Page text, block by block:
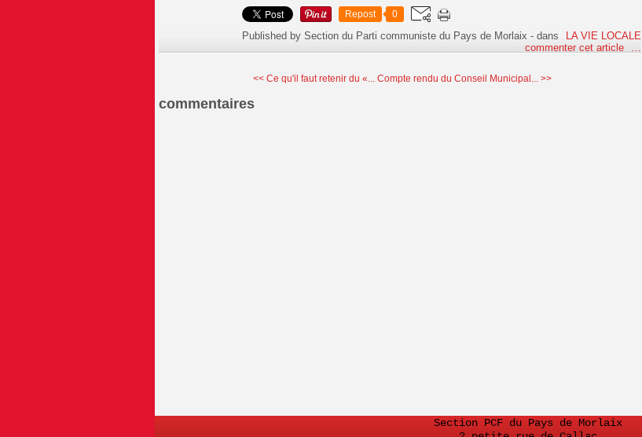
Repost 0
Published by Section du Parti communiste du Pays de Morlaix -dans
LA VIE LOCALE
commenter cet article
…
<< Ce qu'il faut retenir du «... Compte rendu du Conseil Municipal... >>
commentaires
Section PCF du Pays de Morlaix